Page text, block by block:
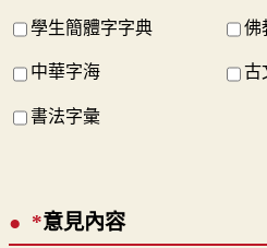
學生簡體字字典 佛
中華字海 古
書法字彙
*意見內容